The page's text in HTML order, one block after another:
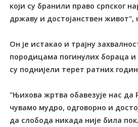
који су бранили право српског
државу и достојанствен живот",
Он је истакао и трајну
породицама погинулих бораца
су поднијели терет ратних
"Њихова жртва обавезује нас да
чувамо мудро, одговорно и
да слобода никада није била